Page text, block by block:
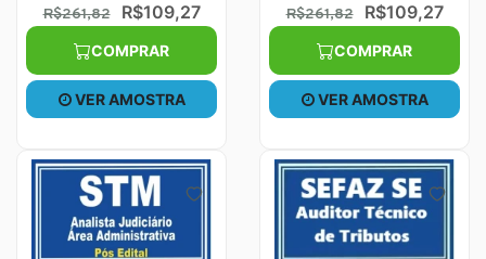
R$261,82 R$109,27
COMPRAR
VER AMOSTRA
R$261,82 R$109,27
COMPRAR
VER AMOSTRA